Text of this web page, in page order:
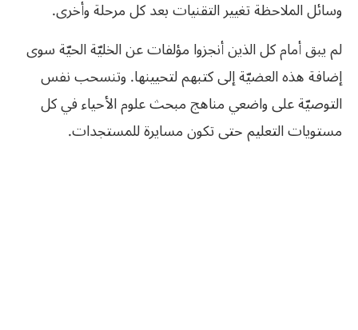
وسائل الملاحظة تغيير التقنيات بعد كل مرحلة وأخرى.
لم يبق أمام كل الذين أنجزوا مؤلفات عن الخليّة الحيّة سوى
إضافة هذه العضيّة إلى كتبهم لتحيينها. وتنسحب نفس
التوصيّة على واضعي مناهج مبحث علوم الأحياء في كل
مستويات التعليم حتى تكون مسايرة للمستجدات.